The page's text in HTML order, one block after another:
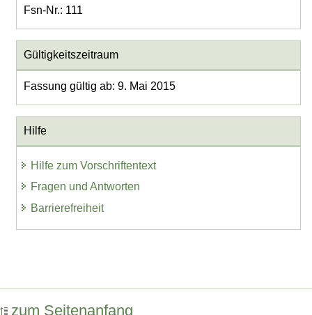
Fsn-Nr.: 111
Gültigkeitszeitraum
Fassung gültig ab: 9. Mai 2015
Hilfe
Hilfe zum Vorschriftentext
Fragen und Antworten
Barrierefreiheit
zum Seitenanfang